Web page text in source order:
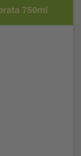
750ml